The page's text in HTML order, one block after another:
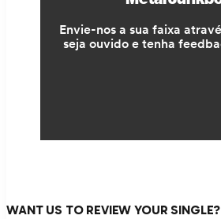
WANT US TO REVIEW YOUR SINGLE?